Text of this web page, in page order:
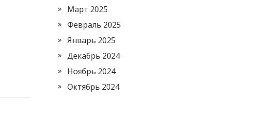
Март 2025
Февраль 2025
Январь 2025
Декабрь 2024
Ноябрь 2024
Октябрь 2024